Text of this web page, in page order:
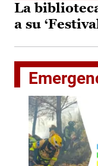
La
a su